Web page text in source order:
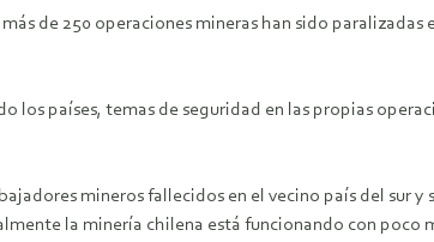
de 250 operaciones mineras han sido paralizadas
los países, temas de seguridad en las propias
mineros fallecidos en el vecino país del sur
la minería chilena está funcionando con poco